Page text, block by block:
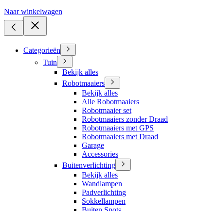
Naar winkelwagen
Categorieën
Tuin
Bekijk alles
Robotmaaiers
Bekijk alles
Alle Robotmaaiers
Robotmaaier set
Robotmaaiers zonder Draad
Robotmaaiers met GPS
Robotmaaiers met Draad
Garage
Accessories
Buitenverlichting
Bekijk alles
Wandlampen
Padverlichting
Sokkellampen